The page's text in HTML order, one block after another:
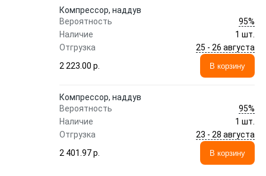
Компрессор, наддув
Вероятность
95%
Наличие
1 шт.
Отгрузка
25 - 26 августа
2 223.00 p.
В корзину
Компрессор, наддув
Вероятность
95%
Наличие
1 шт.
Отгрузка
23 - 28 августа
2 401.97 p.
В корзину